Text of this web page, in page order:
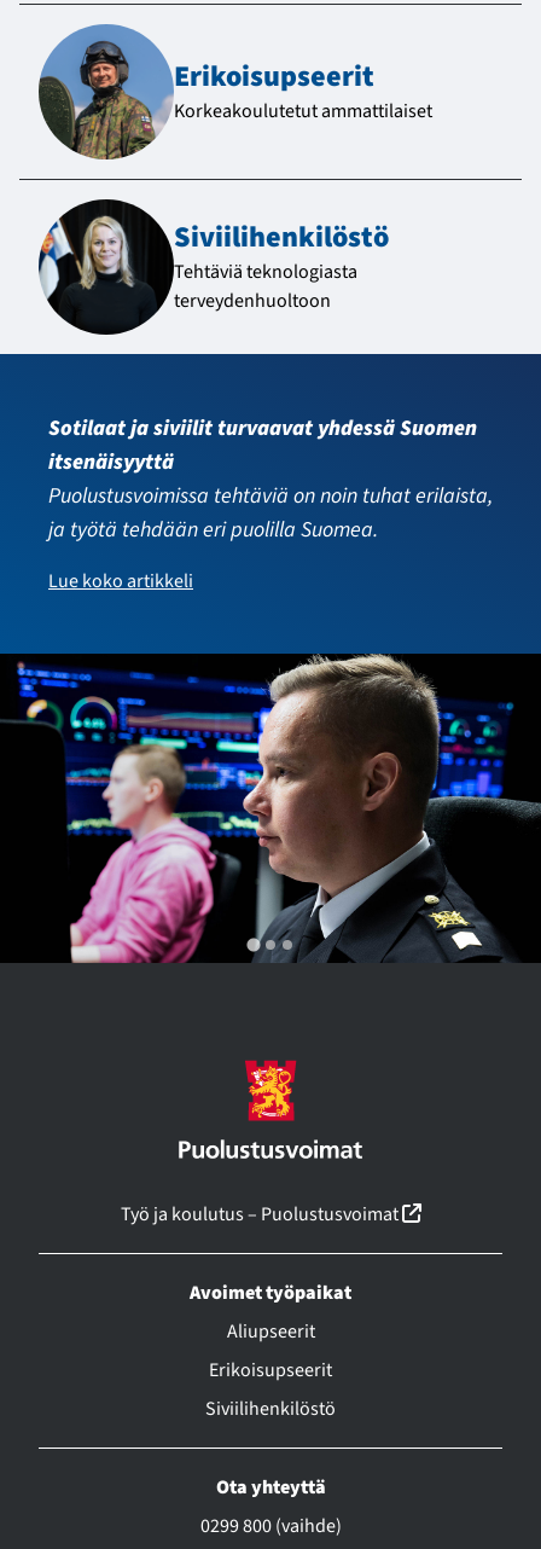
Erikoisupseerit
Korkeakoulutetut ammattilaiset
Siviili­henkilöstö
Tehtäviä teknologiasta
terveydenhuoltoon
Sotilaat ja siviilit turvaavat yhdessä Suomen
itsenäisyyttä
Puolustusvoimissa tehtäviä on noin tuhat erilaista,
ja työtä tehdään eri puolilla Suomea.
Lue koko artikkeli
Työ ja koulutus – Puolustusvoimat (linkki
Avoimet työpaikat
Aliupseerit
Erikoisupseerit
Siviilihenkilöstö
Ota yhteyttä
0299 800 (vaihde)